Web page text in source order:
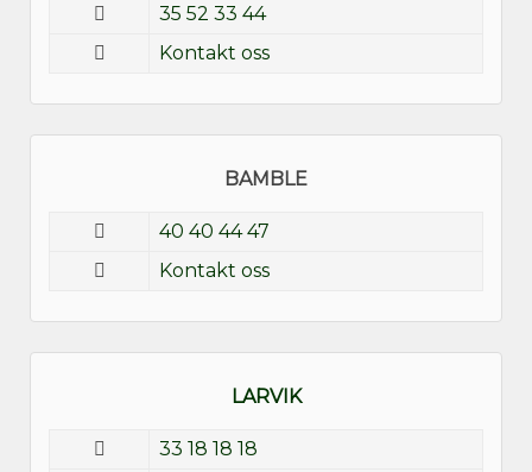
35 52 33 44
Kontakt oss
BAMBLE
40 40 44 47
Kontakt oss
LARVIK
33 18 18 18